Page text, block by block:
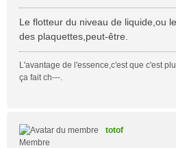
e
s
e
Le flotteur du niveau de liquide,ou
des plaquettes,peut-être.
L'avantage de l'essence,c'est que c'est
ça fait ch---.
totof
Membre